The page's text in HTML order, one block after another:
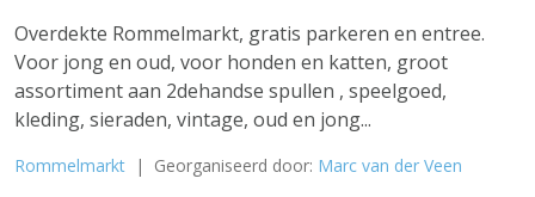
Overdekte Rommelmarkt, gratis parkeren en entree.
Voor jong en oud, voor honden en katten, groot
assortiment aan 2dehandse spullen , speelgoed,
kleding, sieraden, vintage, oud en jong...
Rommelmarkt | Georganiseerd door: Marc van der Veen